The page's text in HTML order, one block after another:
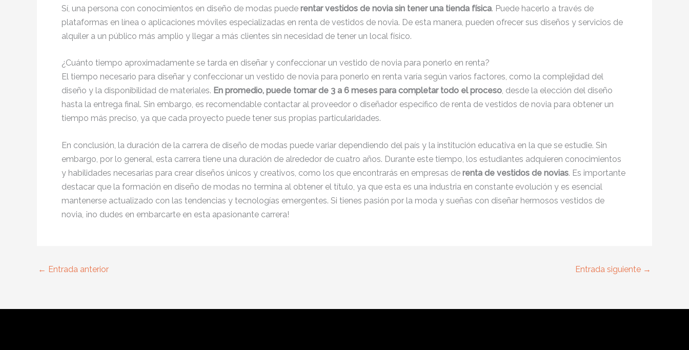
Sí, una persona con conocimientos en diseño de modas puede rentar vestidos de novia sin tener una tienda física. Puede hacerlo a través de
plataformas en línea o aplicaciones móviles especializadas en renta de vestidos de novia. De esta manera, pueden ofrecer sus diseños y servicios de
alquiler a un público más amplio y llegar a más clientes sin necesidad de tener un local físico.
¿Cuánto tiempo aproximadamente se tarda en diseñar y confeccionar un vestido de novia para ponerlo en renta?
El tiempo necesario para diseñar y confeccionar un vestido de novia para ponerlo en renta varía según varios factores, como la complejidad del
diseño y la disponibilidad de materiales. En promedio, puede tomar de 3 a 6 meses para completar todo el proceso, desde la elección del diseño
hasta la entrega final. Sin embargo, es recomendable contactar al proveedor o diseñador específico de renta de vestidos de novia para obtener un
tiempo más preciso, ya que cada proyecto puede tener sus propias particularidades.
En conclusión, la duración de la carrera de diseño de modas puede variar dependiendo del país y la institución educativa en la que se estudie. Sin
embargo, por lo general, esta carrera tiene una duración de alrededor de cuatro años. Durante este tiempo, los estudiantes adquieren conocimientos
y habilidades necesarias para crear diseños únicos y creativos, como los que encontrarás en empresas de renta de vestidos de novias. Es importante
destacar que la formación en diseño de modas no termina al obtener el título, ya que esta es una industria en constante evolución y es esencial
mantenerse actualizado con las tendencias y tecnologías emergentes. Si tienes pasión por la moda y sueñas con diseñar hermosos vestidos de
novia, ¡no dudes en embarcarte en esta apasionante carrera!
← Entrada anterior Entrada siguiente →